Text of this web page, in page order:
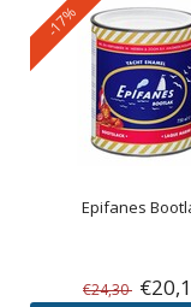
-17%
Epifanes
€24,30